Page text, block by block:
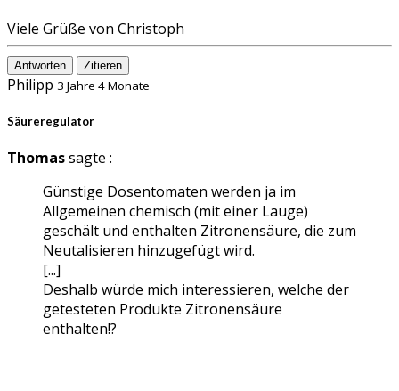
Viele Grüße von Christoph
Antworten Zitieren
Philipp 3 Jahre 4 Monate
Säureregulator
Thomassagte :
Günstige Dosentomaten werden ja im
Allgemeinen chemisch (mit einer Lauge)
geschält und enthalten Zitronensäure, die zum
Neutalisieren hinzugefügt wird.
[...]
Deshalb würde mich interessieren, welche der
getesteten Produkte Zitronensäure
enthalten!?